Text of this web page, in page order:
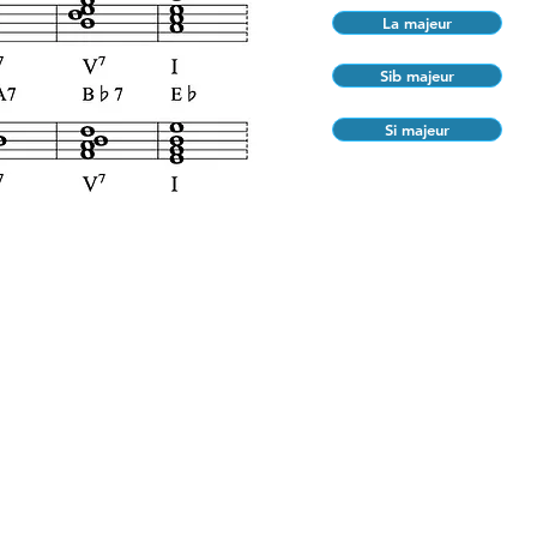
La majeur
Sib majeur
Si majeur